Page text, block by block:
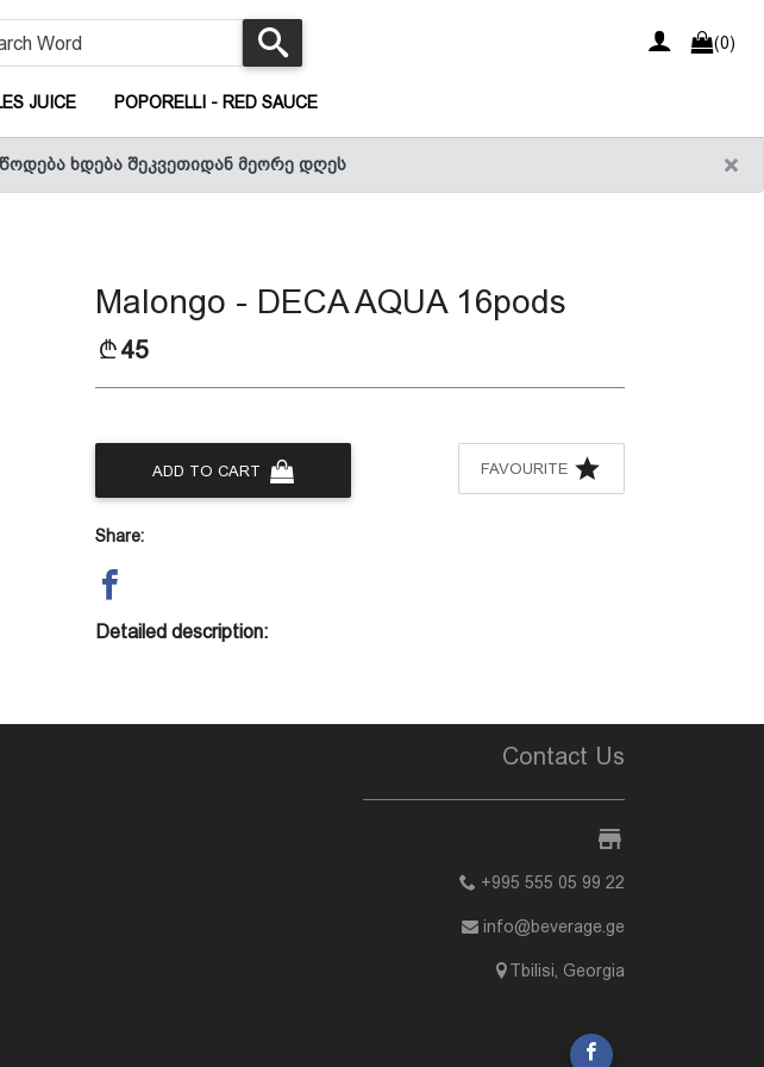
×
ხდება შეკვეთიდან მეორე დღეს
(0)
JUICE(CURRENT)
POPORELLI - RED SAUCE(CURRENT)
Malongo - DECA AQUA 16pods
45
ADD TO CART FAVOURITE
Share:
Detailed description:
Contact Us
+995 555 05 99 22
info@beverage.ge
Tbilisi, Georgia